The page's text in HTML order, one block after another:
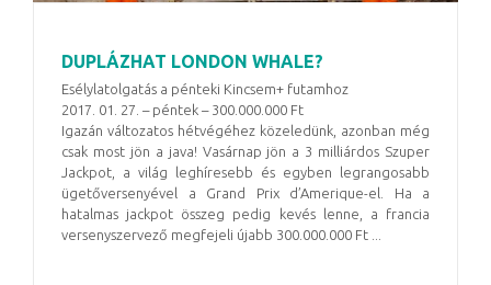
DUPLÁZHAT LONDON WHALE?
Esélylatolgatás a pénteki Kincsem+ futamhoz
2017. 01. 27. – péntek – 300.000.000 Ft
Igazán változatos hétvégéhez közeledünk, azonban még
csak most jön a java! Vasárnap jön a 3 milliárdos Szuper
Jackpot, a világ leghíresebb és egyben legrangosabb
ügetőversenyével a Grand Prix d’Amerique-el. Ha a
hatalmas jackpot összeg pedig kevés lenne, a francia
versenyszervező megfejeli újabb 300.000.000 Ft ...